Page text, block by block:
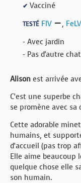
✔ Vacciné
TESTÉ FIV , FeLV
- Avec jardin
- Pas d'autre chat
Alison est arrivée
C’est une superbe
se promène avec sa
Cette adorable
humains, et
d’accueil (pas trop
Elle aime beaucoup
quelque chose elle
son humain.